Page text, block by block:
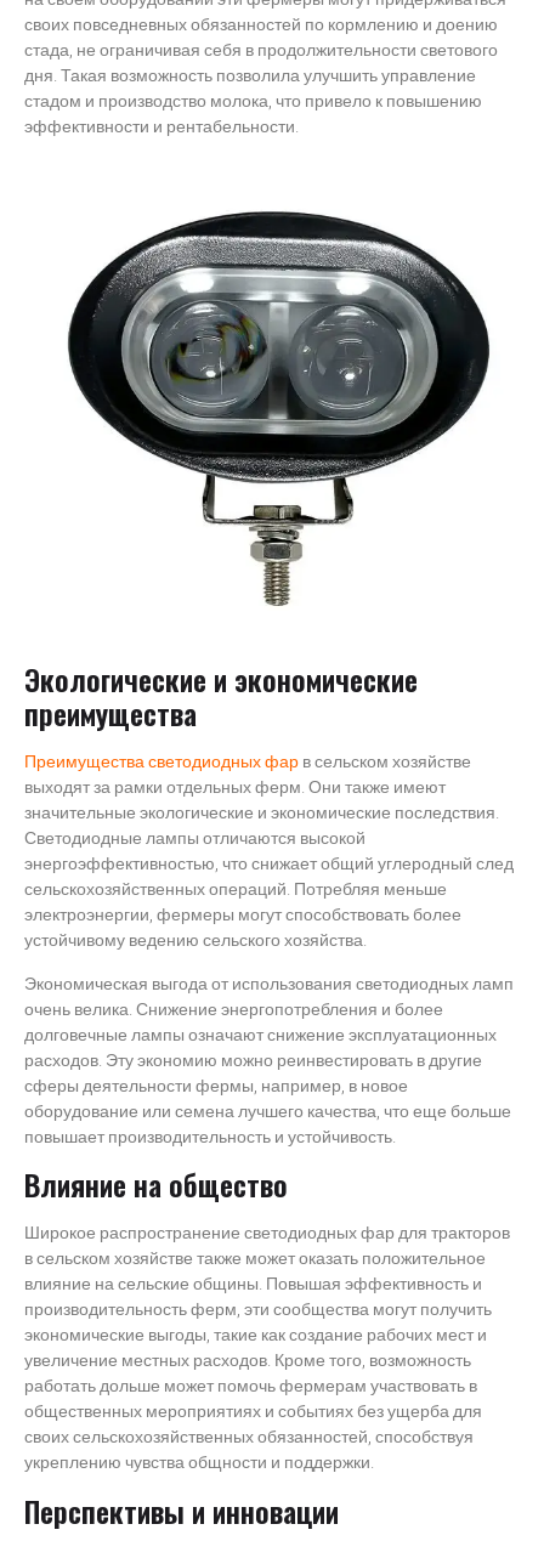
своих повседневных обязанностей по кормлению и доению
стада, не ограничивая себя в продолжительности светового
дня. Такая возможность позволила улучшить управление
стадом и производство молока, что привело к повышению
эффективности и рентабельности.
Экологические и экономические
преимущества
Преимущества светодиодных фарв сельском хозяйстве
выходят за рамки отдельных ферм. Они также имеют
значительные экологические и экономические последствия.
Светодиодные лампы отличаются высокой
энергоэффективностью, что снижает общий углеродный след
сельскохозяйственных операций. Потребляя меньше
электроэнергии, фермеры могут способствовать более
устойчивому ведению сельского хозяйства.
Экономическая выгода от использования светодиодных ламп
очень велика. Снижение энергопотребления и более
долговечные лампы означают снижение эксплуатационных
расходов. Эту экономию можно реинвестировать в другие
сферы деятельности фермы, например, в новое
оборудование или семена лучшего качества, что еще больше
повышает производительность и устойчивость.
Влияние на общество
Широкое распространение светодиодных фар для тракторов
в сельском хозяйстве также может оказать положительное
влияние на сельские общины. Повышая эффективность и
производительность ферм, эти сообщества могут получить
экономические выгоды, такие как создание рабочих мест и
увеличение местных расходов. Кроме того, возможность
работать дольше может помочь фермерам участвовать в
общественных мероприятиях и событиях без ущерба для
своих сельскохозяйственных обязанностей, способствуя
укреплению чувства общности и поддержки.
Перспективы и инновации